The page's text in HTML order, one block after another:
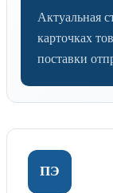
Актуальная
карточках
поставки
ПЭ